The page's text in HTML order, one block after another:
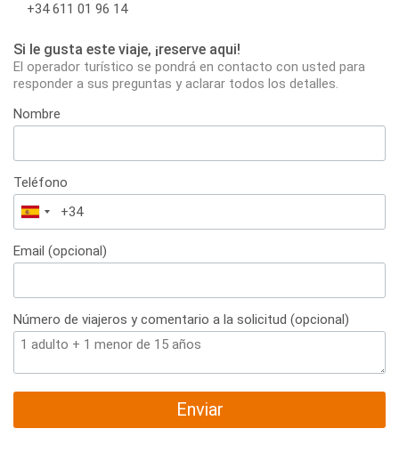
+34 611 01 96 14
Si le gusta este viaje, ¡reserve aqui!
El operador turístico se pondrá en contacto con usted para
responder a sus preguntas y aclarar todos los detalles.
Nombre
Teléfono
España
+34
Email (opcional)
Número de viajeros y comentario a la solicitud (opcional)
Enviar